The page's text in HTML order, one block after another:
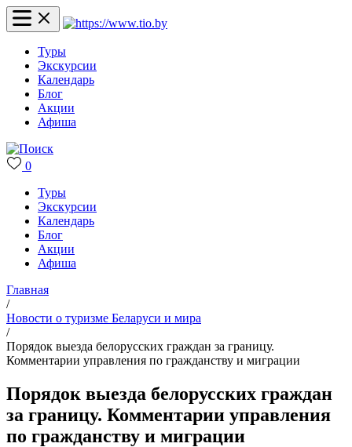
Туры
Экскурсии
Календарь
Блог
Акции
Афиша
0
Туры
Экскурсии
Календарь
Блог
Акции
Афиша
Главная
/
Новости о туризме Беларуси и мира
/
Порядок выезда белорусских граждан за границу.
Комментарии управления по гражданству и миграции
Порядок выезда белорусских граждан
за границу. Комментарии управления
по гражданству и миграции